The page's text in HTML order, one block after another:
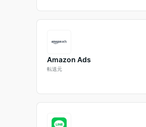
Amazon Ads
転送元